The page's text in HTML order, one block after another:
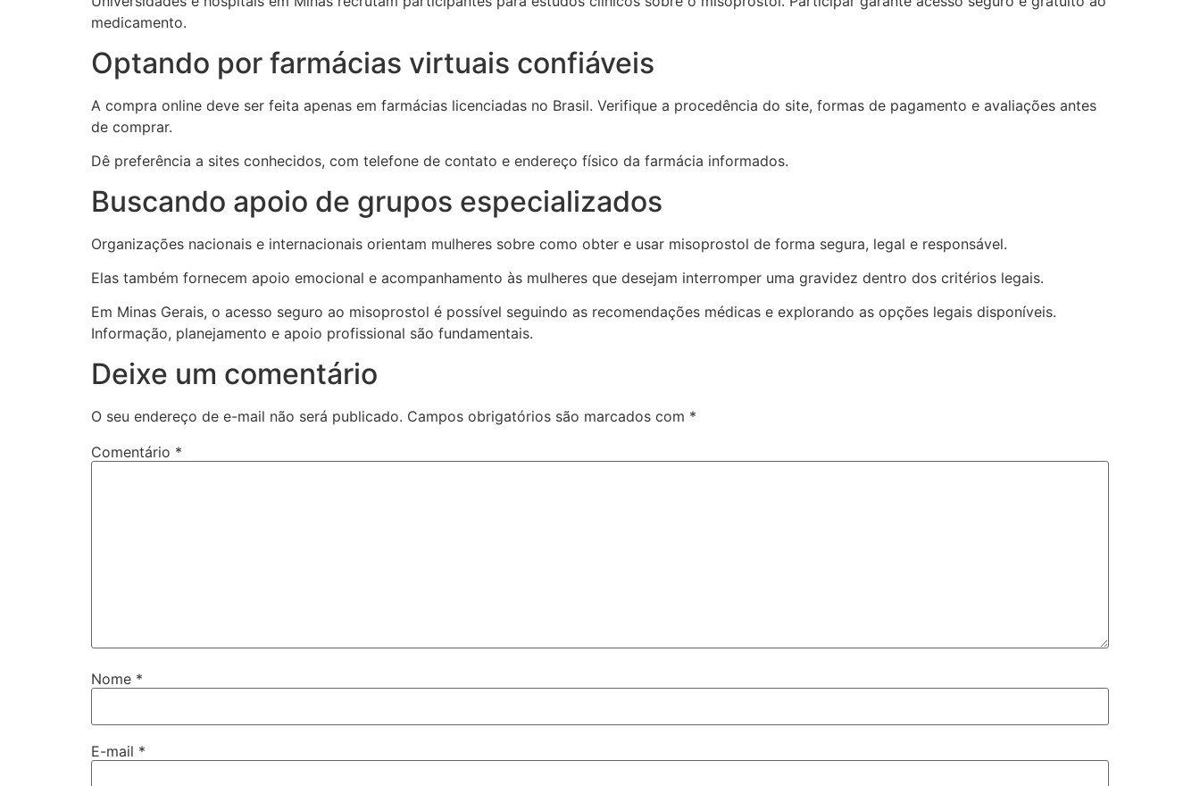
medicamento.
Optando por farmácias virtuais confiáveis
A compra online deve ser feita apenas em farmácias licenciadas no Brasil. Verifique a procedência do site, formas de pagamento e avaliações antes
de comprar.
Dê preferência a sites conhecidos, com telefone de contato e endereço físico da farmácia informados.
Buscando apoio de grupos especializados
Organizações nacionais e internacionais orientam mulheres sobre como obter e usar misoprostol de forma segura, legal e responsável.
Elas também fornecem apoio emocional e acompanhamento às mulheres que desejam interromper uma gravidez dentro dos critérios legais.
Em Minas Gerais, o acesso seguro ao misoprostol é possível seguindo as recomendações médicas e explorando as opções legais disponíveis.
Informação, planejamento e apoio profissional são fundamentais.
Deixe um comentário
O seu endereço de e-mail não será publicado. Campos obrigatórios são marcados com *
Comentário *
Nome *
E-mail *